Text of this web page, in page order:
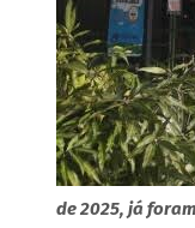
de 2025, já